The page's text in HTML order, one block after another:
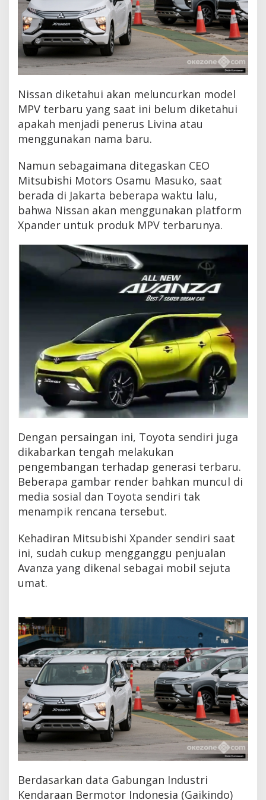
Nissan diketahui akan meluncurkan model
MPV terbaru yang saat ini belum diketahui
apakah menjadi penerus Livina atau
menggunakan nama baru.
Namun sebagaimana ditegaskan CEO
Mitsubishi Motors Osamu Masuko, saat
berada di Jakarta beberapa waktu lalu,
bahwa Nissan akan menggunakan platform
Xpander untuk produk MPV terbarunya.
Dengan persaingan ini, Toyota sendiri juga
dikabarkan tengah melakukan
pengembangan terhadap generasi terbaru.
Beberapa gambar render bahkan muncul di
media sosial dan Toyota sendiri tak
menampik rencana tersebut.
Kehadiran Mitsubishi Xpander sendiri saat
ini, sudah cukup mengganggu penjualan
Avanza yang dikenal sebagai mobil sejuta
umat.
Berdasarkan data Gabungan Industri
Kendaraan Bermotor Indonesia (Gaikindo)